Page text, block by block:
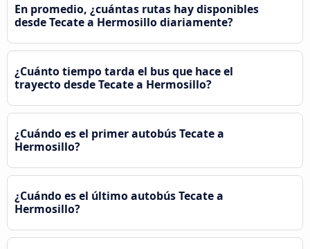
En promedio, ¿cuántas rutas hay disponibles
desde Tecate a Hermosillo diariamente?
¿Cuánto tiempo tarda el bus que hace el
trayecto desde Tecate a Hermosillo?
¿Cuándo es el primer autobús Tecate a
Hermosillo?
¿Cuándo es el último autobús Tecate a
Hermosillo?